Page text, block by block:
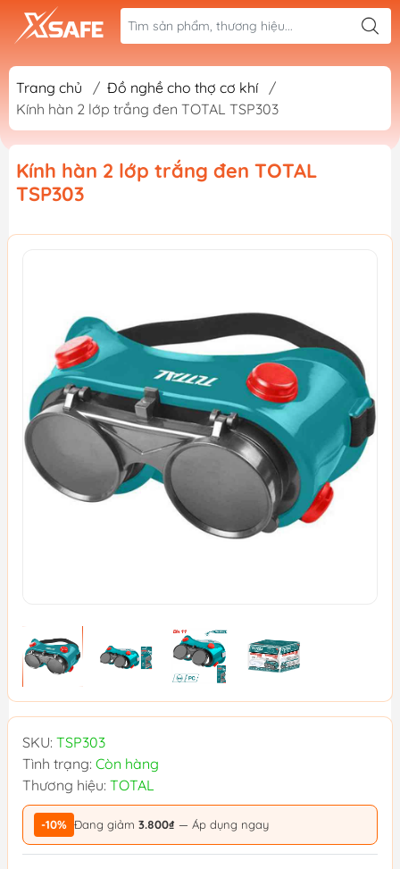
Trang chủ / Đồ nghề cho thợ cơ khí
/
Kính hàn 2 lớp trắng đen TOTAL TSP303
Kính hàn 2 lớp trắng đen TOTAL
TSP303
SKU: TSP303
Tình trạng: Còn hàng
Thương hiệu: TOTAL
-10% Đang giảm 3.800₫ — Áp dụng ngay